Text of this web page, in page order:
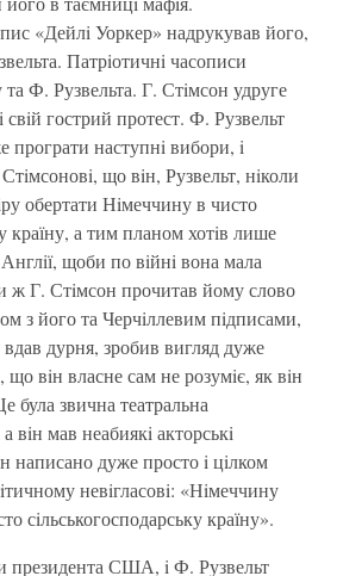
«Дейлi Уоркер» надрукував його,
Патрiотичнi часописи
Ф. Рузвельта. Г. Стiмсон удруге
гострий протест. Ф. Рузвельт
програти наступнi вибори, i
що вiн, Рузвельт, нiколи
обертати Нiмеччину в чисто
країну, а тим планом хотiв лише
щоби по вiйнi вона мала
ж Г. Стiмсон прочитав йому слово
з його та Черчiллевим пiдписами,
дурня, зробив вигляд дуже
що вiн власне сам не розумiє, як вiн
була звична театральна
вiн мав неабиякi акторськi
написано дуже просто i цiлком
невiгласовi: «Нiмеччину
сiльськогосподарську країну».
президента США, i Ф. Рузвельт